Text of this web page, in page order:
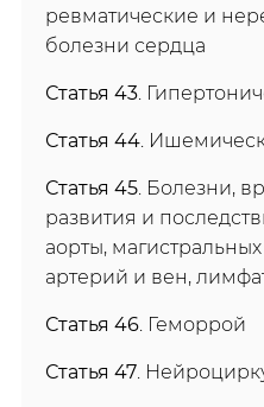
ревматические и
болезни сердца
Статья 43.
Статья 44.
Статья 45. Болезни,
развития и
аорты,
артерий и вен,
Статья 46. Геморрой
Статья 47.